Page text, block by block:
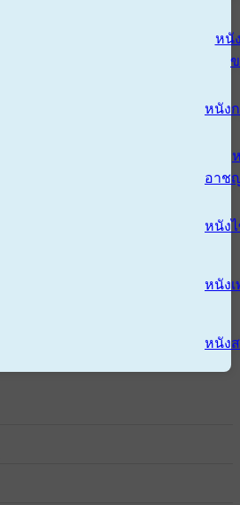
หนั
หนัง
อาช
หนัง
หนังเ
หนัง